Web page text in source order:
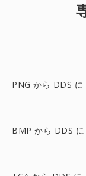
PNG から DDS に
BMP から DDS に